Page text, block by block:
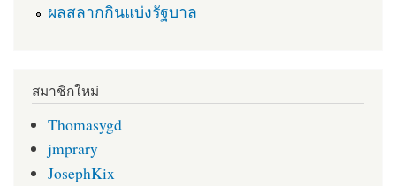
ผลสลากกินแบ่งรัฐบาล
สมาชิกใหม่
Thomasygd
jmprary
JosephKix